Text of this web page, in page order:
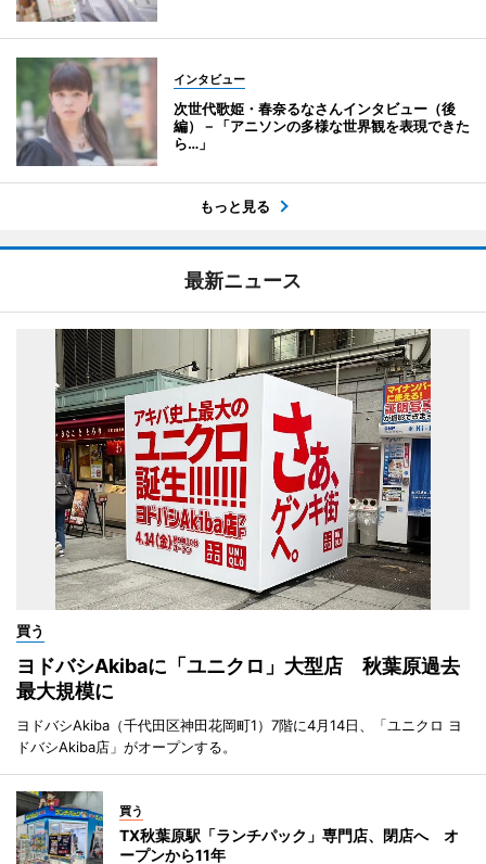
インタビュー
次世代歌姫・春奈るなさんインタビュー（後
編）－「アニソンの多様な世界観を表現できた
ら…」
もっと見る
最新ニュース
買う
ヨドバシAkibaに「ユニクロ」大型店 秋葉原過去
最大規模に
ヨドバシAkiba（千代田区神田花岡町1）7階に4月14日、「ユニクロ ヨ
ドバシAkiba店」がオープンする。
買う
TX秋葉原駅「ランチパック」専門店、閉店へ オ
ープンから11年